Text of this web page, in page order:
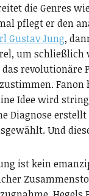
die Genres
pflegt er den
Gustav Jung,
um schließlich
revolutionäre
Idee wird
Diagnose erstellt
Und
ist kein